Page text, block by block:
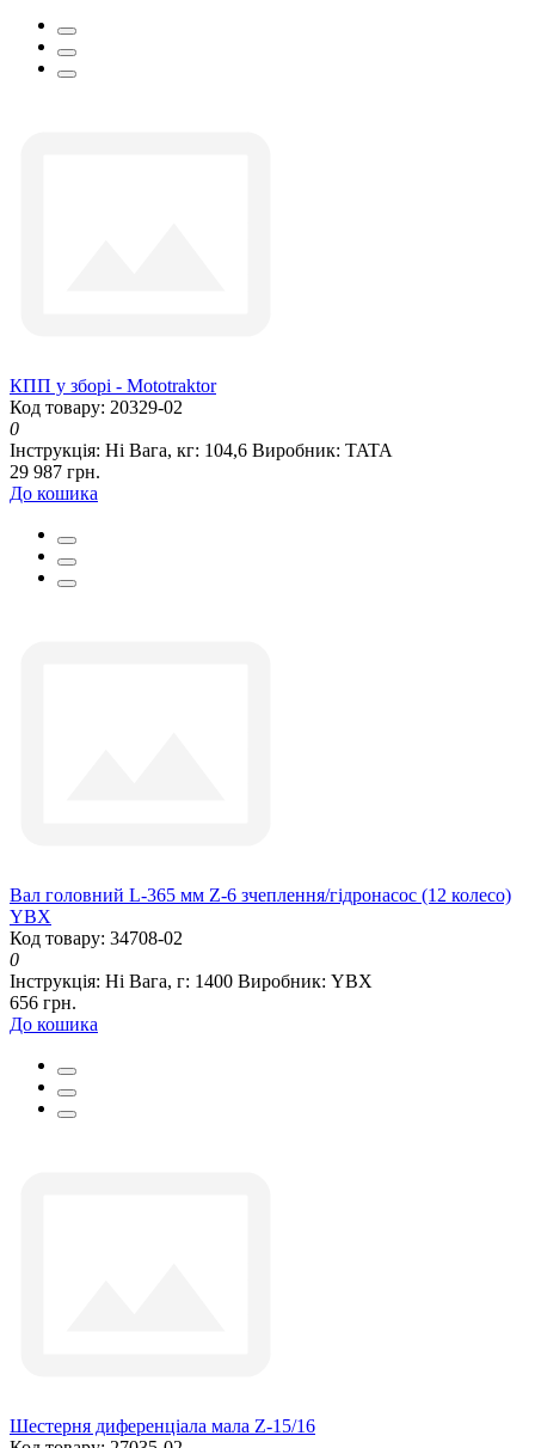
КПП у зборі - Mototraktor
Код товару: 20329-02
0
Інструкція: Ні Вага, кг: 104,6 Виробник: TATA
29 987 грн.
До кошика
Вал головний L-365 мм Z-6 зчеплення/гідронасос (12 колесо)
YBX
Код товару: 34708-02
0
Інструкція: Ні Вага, г: 1400 Виробник: YBX
656 грн.
До кошика
Шестерня диференціала мала Z-15/16